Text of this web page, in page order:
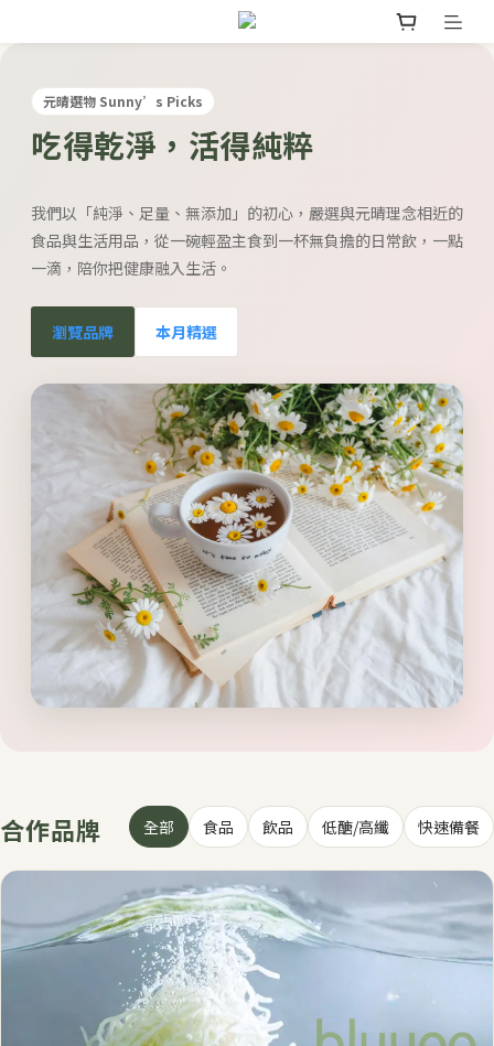
元晴選物 Sunny’s Picks
吃得乾淨，活得純粹
我們以「純淨、足量、無添加」的初心，嚴選與元晴理念相近的
食品與生活用品，從一碗輕盈主食到一杯無負擔的日常飲，一點
一滴，陪你把健康融入生活。
瀏覽品牌 本月精選
合作品牌 全部 食品 飲品 低醣/高纖 快速備餐